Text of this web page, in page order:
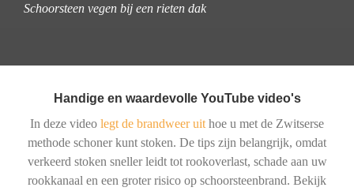
Schoorsteen vegen bij een rieten dak
Handige en waardevolle YouTube video's
In deze video legt de brandweer uit hoe u met de Zwitserse
methode schoner kunt stoken. De tips zijn belangrijk, omdat
verkeerd stoken sneller leidt tot rookoverlast, schade aan uw
rookkanaal en een groter risico op schoorsteenbrand. Bekijk